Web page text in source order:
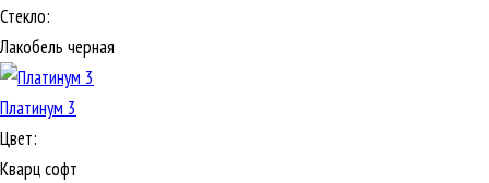
Стекло:
Лакобель черная
Платинум 3
Цвет:
Кварц софт